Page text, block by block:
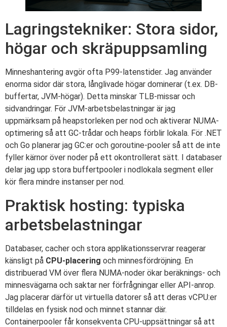
Lagringstekniker: Stora sidor,
högar och skräpuppsamling
Minneshantering avgör ofta P99-latenstider. Jag använder
enorma sidor där stora, långlivade högar dominerar (t.ex. DB-
buffertar, JVM-högar). Detta minskar TLB-missar och
sidvandringar. För JVM-arbetsbelastningar är jag
uppmärksam på heapstorleken per nod och aktiverar NUMA-
optimering så att GC-trådar och heaps förblir lokala. För .NET
och Go planerar jag GC:er och goroutine-pooler så att de inte
fyller kärnor över noder på ett okontrollerat sätt. I databaser
delar jag upp stora buffertpooler i nodlokala segment eller
kör flera mindre instanser per nod.
Praktisk hosting: typiska
arbetsbelastningar
Databaser, cacher och stora applikationsservrar reagerar
känsligt på CPU-placering och minnesfördröjning. En
distribuerad VM över flera NUMA-noder ökar beräknings- och
minnesvägarna och saktar ner förfrågningar eller API-anrop.
Jag placerar därför ut virtuella datorer så att deras vCPU:er
tilldelas en fysisk nod och minnet stannar där.
Containerpooler får konsekventa CPU-uppsättningar så att